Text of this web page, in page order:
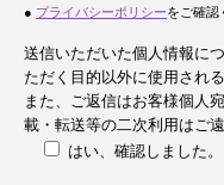
● プライバシーポリシーをご確認
送信いただいた個人情報に
ただく目的以外に使用され
また、ご返信はお客様個人
載・転送等の二次利用はご遠
はい、確認しました。